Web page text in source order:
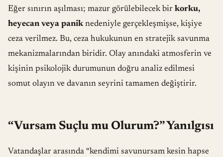
Eğer sınırın aşılması; mazur görülebilecek bir korku,
heyecan veya paniknedeniyle gerçekleşmişse, kişiye
ceza verilmez. Bu, ceza hukukunun en stratejik savunma
mekanizmalarından biridir. Olay anındaki atmosferin ve
kişinin psikolojik durumunun doğru analiz edilmesi
somut olayın ve davanın seyrini tamamen değiştirir.
“Vursam Suçlu mu Olurum?” Yanılgısı
Vatandaşlar arasında “kendimi savunursam kesin hapse